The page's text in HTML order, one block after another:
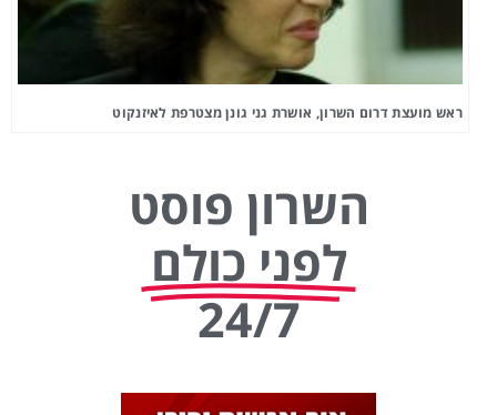
ראש מועצת דרום השרון, אושרת גני גונן מצטרפת לאיזנקוט
השרון פוסט
לפני כולם
24/7